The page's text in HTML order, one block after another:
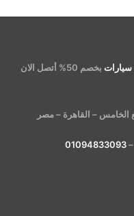
سيارات
بخصم 50% أتصل الان
–
01094833093